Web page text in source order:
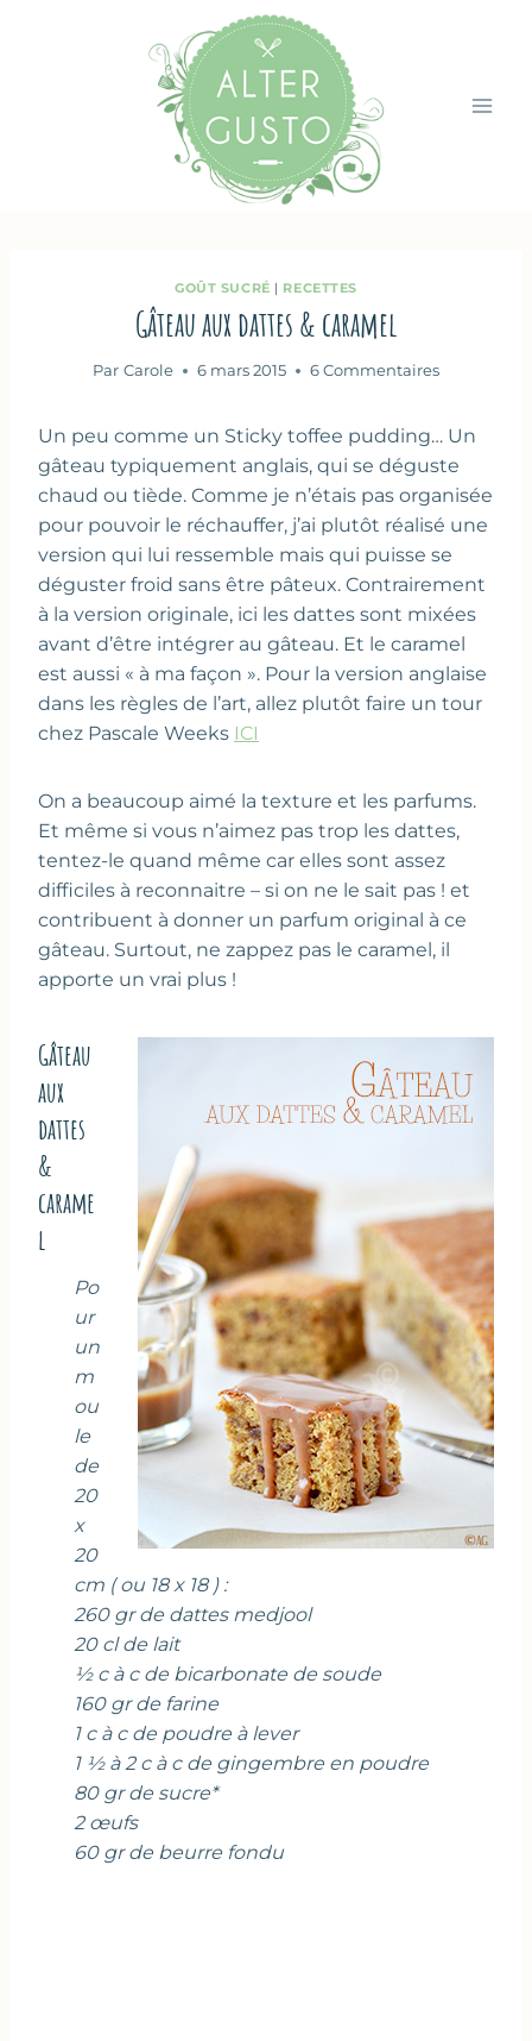
GOÛT SUCRÉ | RECETTES
Gâteau aux dattes & caramel
Par Carole 6 mars 2015 6 Commentaires
Un peu comme un Sticky toffee pudding… Un
gâteau typiquement anglais, qui se déguste
chaud ou tiède. Comme je n’étais pas organisée
pour pouvoir le réchauffer, j’ai plutôt réalisé une
version qui lui ressemble mais qui puisse se
déguster froid sans être pâteux. Contrairement
à la version originale, ici les dattes sont mixées
avant d’être intégrer au gâteau. Et le caramel
est aussi « à ma façon ». Pour la version anglaise
dans les règles de l’art, allez plutôt faire un tour
chez Pascale Weeks ICI
On a beaucoup aimé la texture et les parfums.
Et même si vous n’aimez pas trop les dattes,
tentez-le quand même car elles sont assez
difficiles à reconnaitre – si on ne le sait pas ! et
contribuent à donner un parfum original à ce
gâteau. Surtout, ne zappez pas le caramel, il
apporte un vrai plus !
Gâteau
aux
dattes
&
carame
l
Po
ur
un
m
ou
le
de
20
x
20
cm ( ou 18 x 18 ) :
260 gr de dattes medjool
20 cl de lait
½ c à c de bicarbonate de soude
160 gr de farine
1 c à c de poudre à lever
1 ½ à 2 c à c de gingembre en poudre
80 gr de sucre*
2 œufs
60 gr de beurre fondu